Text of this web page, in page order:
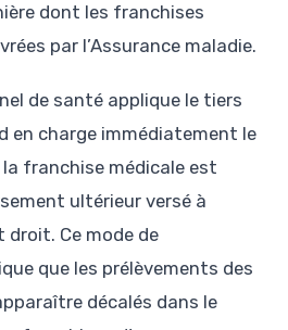
dont les franchises
par l’Assurance maladie.
de santé applique le tiers
en charge immédiatement le
franchise médicale est
ultérieur versé à
droit. Ce mode de
que les prélèvements des
décalés dans le